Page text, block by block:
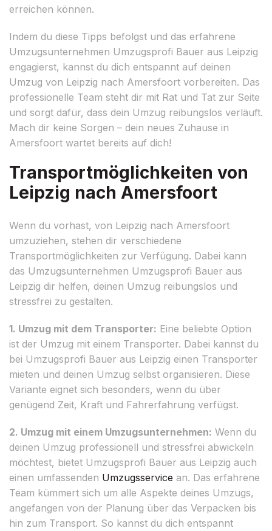
erreichen können.
Indem du diese Tipps befolgst und das erfahrene
Umzugsunternehmen Umzugsprofi Bauer aus Leipzig
engagierst, kannst du dich entspannt auf deinen
Umzug von Leipzig nach Amersfoort vorbereiten. Das
professionelle Team steht dir mit Rat und Tat zur Seite
und sorgt dafür, dass dein Umzug reibungslos verläuft.
Mach dir keine Sorgen – dein neues Zuhause in
Amersfoort wartet bereits auf dich!
Transportmöglichkeiten von
Leipzig nach Amersfoort
Wenn du vorhast, von Leipzig nach Amersfoort
umzuziehen, stehen dir verschiedene
Transportmöglichkeiten zur Verfügung. Dabei kann
das Umzugsunternehmen Umzugsprofi Bauer aus
Leipzig dir helfen, deinen Umzug reibungslos und
stressfrei zu gestalten.
1. Umzug mit dem Transporter: Eine beliebte Option
ist der Umzug mit einem Transporter. Dabei kannst du
bei Umzugsprofi Bauer aus Leipzig einen Transporter
mieten und deinen Umzug selbst organisieren. Diese
Variante eignet sich besonders, wenn du über
genügend Zeit, Kraft und Fahrerfahrung verfügst.
2. Umzug mit einem Umzugsunternehmen: Wenn du
deinen Umzug professionell und stressfrei abwickeln
möchtest, bietet Umzugsprofi Bauer aus Leipzig auch
einen umfassenden Umzugsservice an. Das erfahrene
Team kümmert sich um alle Aspekte deines Umzugs,
angefangen von der Planung über das Verpacken bis
hin zum Transport. So kannst du dich entspannt